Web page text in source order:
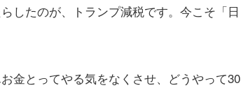
したのが、トランプ減税です。今こそ「日
金とってやる気をなくさせ、どうやって30